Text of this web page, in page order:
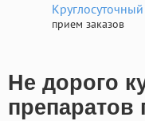
Круглосуточный
прием заказов
Не дорого
препаратов